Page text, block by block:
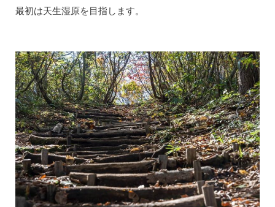
最初は天生湿原を目指します。